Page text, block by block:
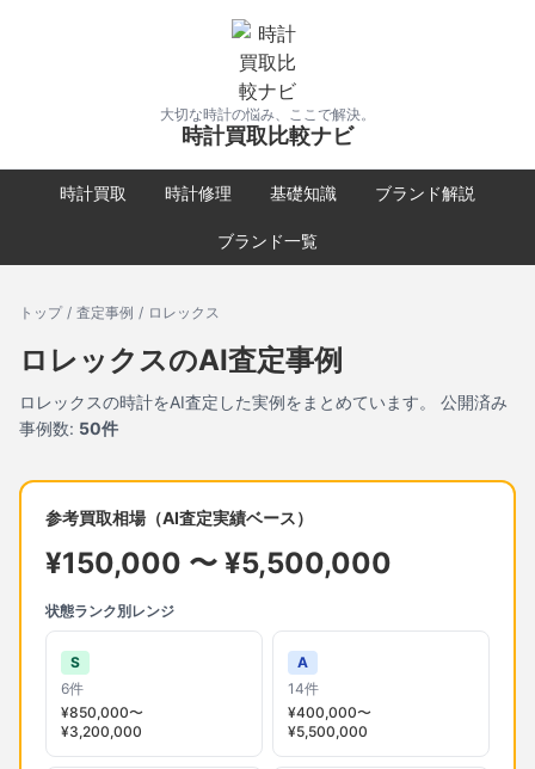
大切な時計の悩み、ここで解決。
時計買取比較ナビ
時計買取 時計修理 基礎知識 ブランド解説
ブランド一覧
トップ / 査定事例 / ロレックス
ロレックスのAI査定事例
ロレックスの時計をAI査定した実例をまとめています。 公開済み
事例数: 50件
参考買取相場（AI査定実績ベース）
¥150,000 〜 ¥5,500,000
状態ランク別レンジ
S
6件
¥850,000〜
¥3,200,000
A
14件
¥400,000〜
¥5,500,000